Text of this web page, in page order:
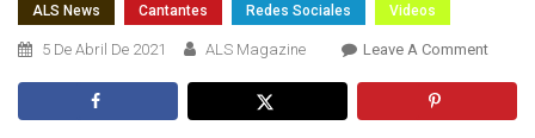
ALS News Cantantes Redes Sociales Videos
5 De Abril De 2021 ALS Magazine Leave A CommentOn